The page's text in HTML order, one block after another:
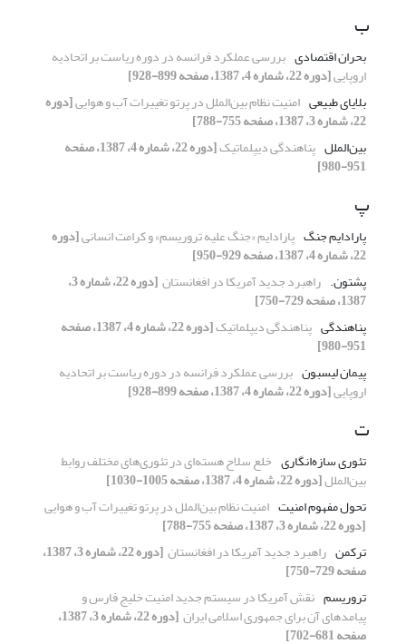
ب
بحران اقتصادی بررسی عملکرد فرانسه در دوره ریاست بر اتحادیه
‏اروپایی[دوره 22، شماره 4، 1387، صفحه 899-928]
بلایای طبیعی امنیت نظام بین‌الملل در پرتو تغییرات آب و هوایی[دوره
22، شماره 3، 1387، صفحه 755-788]
بین‌الملل پناهندگی دیپلماتیک [دوره 22، شماره 4، 1387، صفحه
951-980]
پ
پارادایم جنگ پارادایم «جنگ علیه تروریسم» و کرامت انسانی[دوره
22، شماره 4، 1387، صفحه 929-950]
پشتون.‏ راهبرد جدید آمریکا در افغانستان ‏ [دوره 22، شماره 3،
1387، صفحه 729-750]
پناهندگی پناهندگی دیپلماتیک [دوره 22، شماره 4، 1387، صفحه
951-980]
پیمان لیسبون بررسی عملکرد فرانسه در دوره ریاست بر اتحادیه
‏اروپایی[دوره 22، شماره 4، 1387، صفحه 899-928]
ت
تئوری سازه‌انگاری خلع سلاح هسته‌ای در تئوری‌های مختلف روابط
‏بین‌الملل[دوره 22، شماره 4، 1387، صفحه 1005-1030]
تحول مفهوم امنیت امنیت نظام بین‌الملل در پرتو تغییرات آب و هوایی
[دوره 22، شماره 3، 1387، صفحه 755-788]
ترکمن راهبرد جدید آمریکا در افغانستان ‏ [دوره 22، شماره 3، 1387،
صفحه 729-750]
تروریسم نقش آمریکا در سیستم جدید امنیت خلیج فارس و
‏پیامدهای آن برای جمهوری اسلامی ایران ‏ [دوره 22، شماره 3، 1387،
صفحه 681-702]